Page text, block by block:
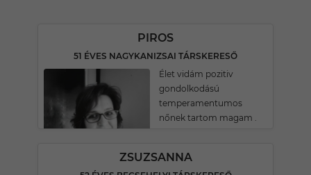
PIROS
51 ÉVES NAGYKANIZSAI TÁRSKERESŐ
Élet vidám pozitiv
gondolkodású
temperamentumos
nőnek tartom magam .
ZSUZSANNA